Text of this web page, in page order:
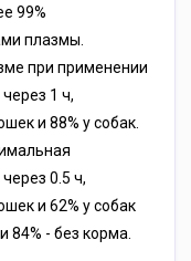
99%
плазмы.
при применении
1 ч,
и 88% у собак.
0.5 ч,
и 62% у собак
84% - без корма.